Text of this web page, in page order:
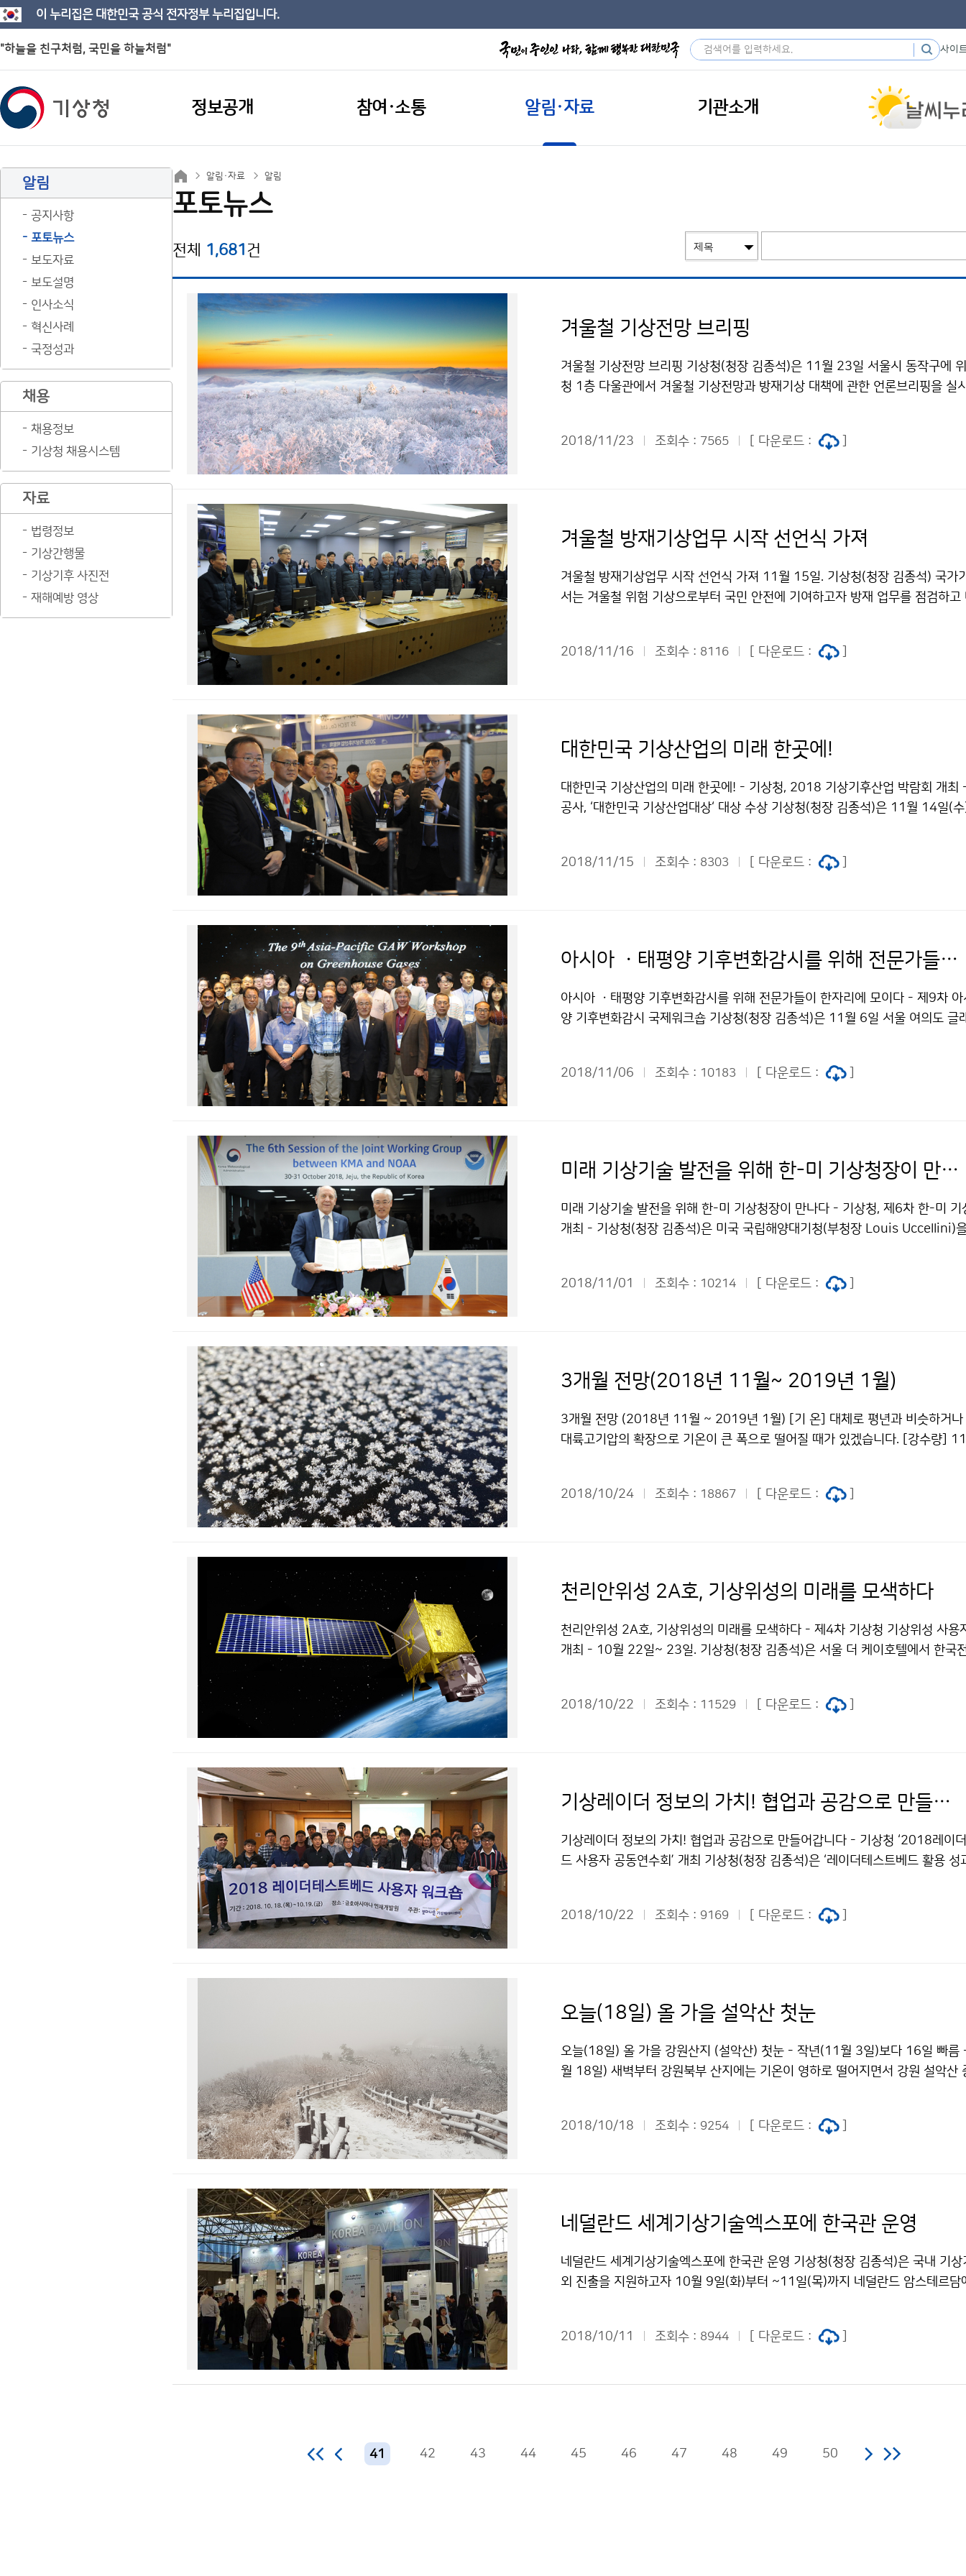
이 누리집은 대한민국 공식 전자정부 누리집입니다.
"하늘을 친구처럼, 국민을 하늘처럼" 사이
정보공개 참여·소통 알림·자료 기관소개
알림
공지사항
포토뉴스
보도자료
보도설명
인사소식
혁신사례
국정성과
채용
채용정보
기상청 채용시스템
자료
법령정보
기상간행물
기상기후 사진전
재해예방 영상
알림·자료 알림
포토뉴스
전체 1,681건
겨울철 기상전망 브리핑
겨울철 기상전망 브리핑 기상청(청장 김종석)은 11월 23일 서울시 동작구에
청 1층 다울관에서 겨울철 기상전망과 방재기상 대책에 관한 언론브리핑을 실
2018/11/23 조회수 : 7565 [ 다운로드 :
겨울철 방재기상업무 시작 선언식 가져
겨울철 방재기상업무 시작 선언식 가져 11월 15일. 기상청(청장 김종석) 국가
서는 겨울철 위험 기상으로부터 국민 안전에 기여하고자 방재 업무를 점검하고
2018/11/16 조회수 : 8116 [ 다운로드 :
대한민국 기상산업의 미래 한곳에!
대한민국 기상산업의 미래 한곳에! - 기상청, 2018 기상기후산업 박람회 개최
공사, ‘대한민국 기상산업대상‘ 대상 수상 기상청(청장 김종석)은 11월 14일(
신 기상기술 동향을 소개하고, 기상기업의 상품을 전시합니다. 또한, ‘대한민국
2018/11/15 조회수 : 8303 [ 다운로드 :
아시아 ㆍ태평양 기후변화감시를 위해 전문가들이 한자리에 모이다
아시아 ㆍ태평양 기후변화감시를 위해 전문가들이 한자리에 모이다 - 제9차 아
양 기후변화감시 국제워크숍 기상청(청장 김종석)은 11월 6일 서울 여의도 글
2018/11/06
조회수 : 10183 [ 다운로드 :
미래 기상기술 발전을 위해 한-미 기상청장이 만나다
미래 기상기술 발전을 위해 한-미 기상청장이 만나다 - 기상청, 제6차 한-미 기
개최 - 기상청(청장 김종석)은 미국 국립해양대기청(부청장 Louis Uccellini)
2018/11/01
조회수 : 10214 [ 다운로드 :
3개월 전망(2018년 11월~ 2019년 1월)
3개월 전망 (2018년 11월 ~ 2019년 1월) [기 온] 대체로 평년과 비슷하거나
대륙고기압의 확장으로 기온이 큰 폭으로 떨어질 때가 있겠습니다. [강수량]
2018/10/24 조회수 : 18867 [ 다운로드 :
천리안위성 2A호, 기상위성의 미래를 모색하다
천리안위성 2A호, 기상위성의 미래를 모색하다 - 제4차 기상청 기상위성 사용
개최 - 10월 22일~ 23일. 기상청(청장 김종석)은 서울 더 케이호텔에서 한국
대 방안 모색 등 사용자 간 긴밀한 협력 관계를 구축하기 위해 마련되었습니다.
2018/10/22 조회수 : 11529 [ 다운로드 :
기상레이더 정보의 가치! 협업과 공감으로 만들어갑니다
기상레이더 정보의 가치! 협업과 공감으로 만들어갑니다 - 기상청 ‘2018레이
드 사용자 공동연수회’ 개최 기상청(청장 김종석)은 ‘레이더테스트베드 활용 성
2018/10/22
조회수 : 9169 [ 다운로드 :
오늘(18일) 올 가을 설악산 첫눈
오늘(18일) 올 가을 강원산지 (설악산) 첫눈 - 작년(11월 3일)보다 16일 빠
월 18일) 새벽부터 강원북부 산지에는 기온이 영하로 떨어지면서 강원 설악산
2018/10/18 조회수 : 9254 [ 다운로드 :
네덜란드 세계기상기술엑스포에 한국관 운영
네덜란드 세계기상기술엑스포에 한국관 운영 기상청(청장 김종석)은 국내 기상
외 진출을 지원하고자 10월 9일(화)부터 ~11일(목)까지 네덜란드 암스테르담
2018/10/11
조회수 : 8944 [ 다운로드 :
41 42 43 44 45 46 47 48 49 50